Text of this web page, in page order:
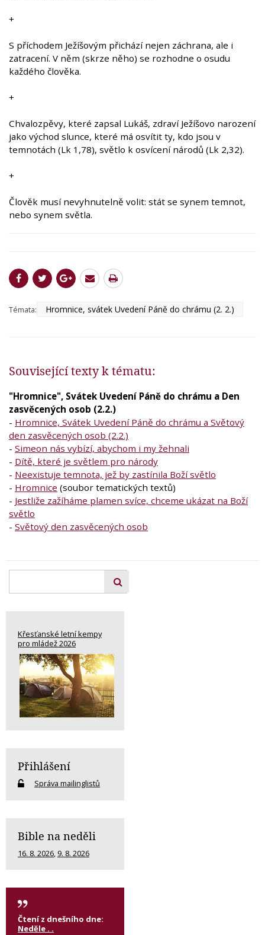
+
S příchodem Ježíšovým přichází nejen záchrana, ale i
zatracení. V něm (skrze něho) se rozhodne o osudu
každého člověka.
+
Chvalozpěvy, které zapsal Lukáš, zdraví Ježíšovo narození
jako východ slunce, které má osvítit ty, kdo jsou v
temnotách (Lk 1,78), světlo k osvícení národů (Lk 2,32).
+
Člověk musí nevyhnutelně volit: stát se synem temnot,
nebo synem světla.
Témata: Hromnice, svátek Uvedení Páně do chrámu (2. 2.)
Související texty k tématu:
"Hromnice", Svátek Uvedení Páně do chrámu a Den
zasvěcených osob (2.2.)
- Hromnice, Svátek Uvedení Páně do chrámu a Světový
den zasvěcených osob (2.2.)
- Simeon nás vybízí, abychom i my žehnali
- Dítě, které je světlem pro národy
- Neexistuje temnota, jež by zastínila Boží světlo
- Hromnice (soubor tematických textů)
- Jestliže zažíháme plamen svíce, chceme ukázat na Boží
světlo
- Světový den zasvěcených osob
Křesťanské letní kempy
pro mládež 2026
Přihlášení
Správa mailinglistů
Bible na neděli
16. 8. 2026, 9. 8. 2026
Čtení z dnešního dne:
Neděle . .